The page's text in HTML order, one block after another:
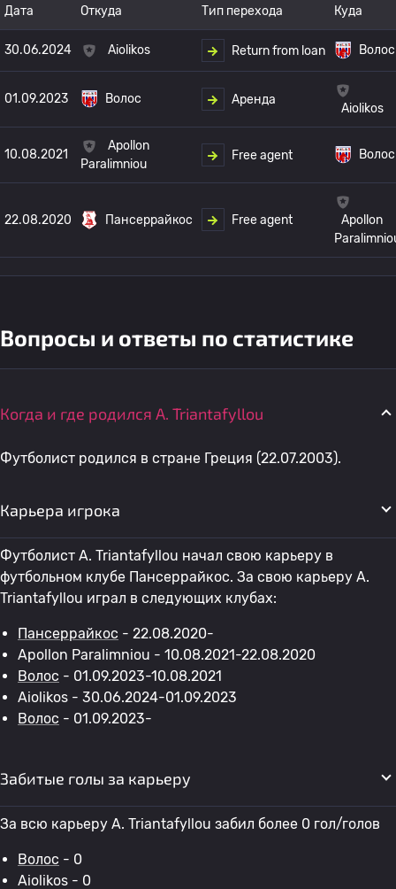
Дата Откуда Тип перехода Куда
30.06.2024 Aiolikos Return from loan Волос
01.09.2023 Волос Аренда
Aiolikos
10.08.2021
Apollon
Paralimniou
Free agent Волос
22.08.2020 Пансеррайкос Free agent
Apollon
Вопросы и ответы по статистике
Когда и где родился A. Triantafyllou
Футболист родился в стране Греция (22.07.2003).
Карьера игрока
Футболист A. Triantafyllou начал свою карьеру в
футбольном клубе Пансеррайкос. За свою карьеру A.
Triantafyllou играл в следующих клубах:
Пансеррайкос - 22.08.2020-
Apollon Paralimniou - 10.08.2021-22.08.2020
Волос - 01.09.2023-10.08.2021
Aiolikos - 30.06.2024-01.09.2023
Волос - 01.09.2023-
Забитые голы за карьеру
За всю карьеру A. Triantafyllou забил более 0 гол/голов
Волос - 0
Aiolikos - 0